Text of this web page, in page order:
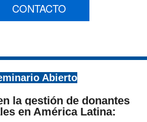
CONTACTO
Abierto
la gestión de donantes
en América Latina: